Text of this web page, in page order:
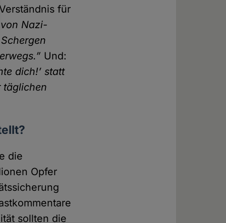
für
von Nazi­
Und:
dich!’ statt
täglichen
die
Opfer
sollten die